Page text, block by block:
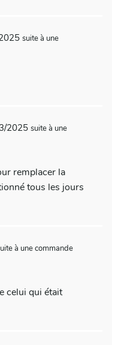
suite à une
2025 suite à une
remplacer la
tous les jours
à une commande